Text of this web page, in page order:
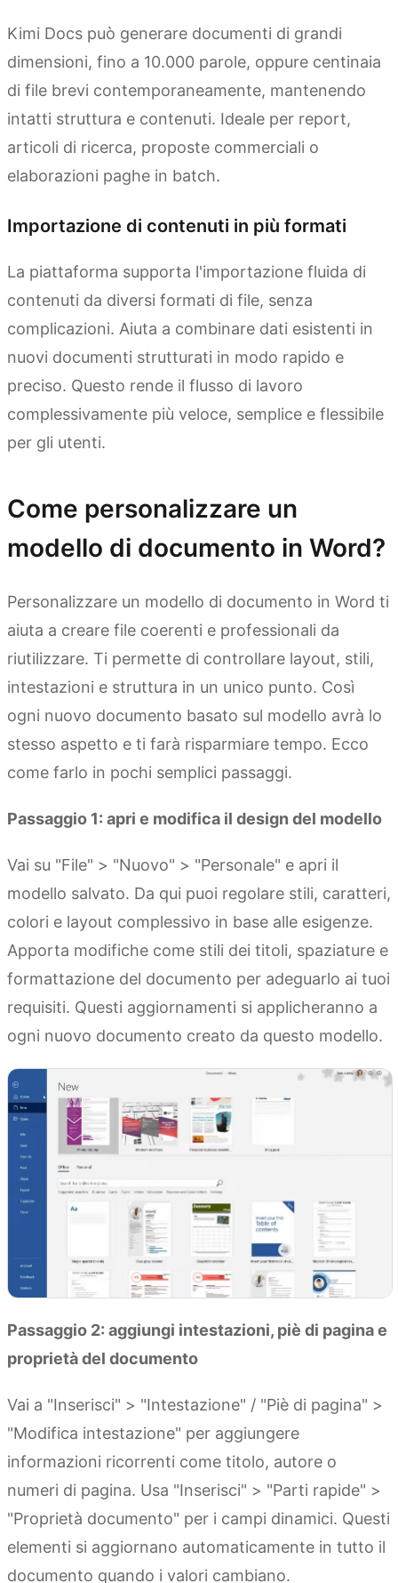
Kimi Docs può generare documenti di grandi
dimensioni, fino a 10.000 parole, oppure centinaia
di file brevi contemporaneamente, mantenendo
intatti struttura e contenuti. Ideale per report,
articoli di ricerca, proposte commerciali o
elaborazioni paghe in batch.
Importazione di contenuti in più formati
La piattaforma supporta l'importazione fluida di
contenuti da diversi formati di file, senza
complicazioni. Aiuta a combinare dati esistenti in
nuovi documenti strutturati in modo rapido e
preciso. Questo rende il flusso di lavoro
complessivamente più veloce, semplice e flessibile
per gli utenti.
Come personalizzare un
modello di documento in Word?
Personalizzare un modello di documento in Word ti
aiuta a creare file coerenti e professionali da
riutilizzare. Ti permette di controllare layout, stili,
intestazioni e struttura in un unico punto. Così
ogni nuovo documento basato sul modello avrà lo
stesso aspetto e ti farà risparmiare tempo. Ecco
come farlo in pochi semplici passaggi.
Passaggio 1: apri e modifica il design del modello
Vai su "File" > "Nuovo" > "Personale" e apri il
modello salvato. Da qui puoi regolare stili, caratteri,
colori e layout complessivo in base alle esigenze.
Apporta modifiche come stili dei titoli, spaziature e
formattazione del documento per adeguarlo ai tuoi
requisiti. Questi aggiornamenti si applicheranno a
ogni nuovo documento creato da questo modello.
Passaggio 2: aggiungi intestazioni, piè di pagina e
proprietà del documento
Vai a "Inserisci" > "Intestazione" / "Piè di pagina" >
"Modifica intestazione" per aggiungere
informazioni ricorrenti come titolo, autore o
numeri di pagina. Usa "Inserisci" > "Parti rapide" >
"Proprietà documento" per i campi dinamici. Questi
elementi si aggiornano automaticamente in tutto il
documento quando i valori cambiano.